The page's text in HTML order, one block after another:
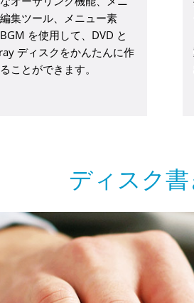
集ツール、メニュー素
を使用して、DVD と
ディスクをかんたんに作
ことができます。
ディスク